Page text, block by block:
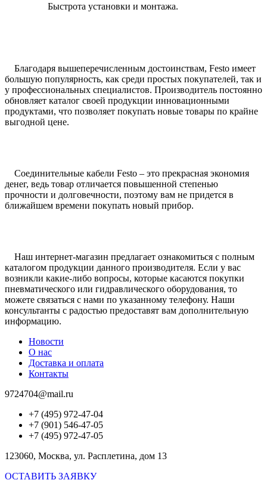
Быстрота установки и монтажа.
Благодаря вышеперечисленным достоинствам, Festo имеет
большую популярность, как среди простых покупателей, так и
у профессиональных специалистов. Производитель постоянно
обновляет каталог своей продукции инновационными
продуктами, что позволяет покупать новые товары по крайне
выгодной цене.
Соединительные кабели Festo ‒ это прекрасная экономия
денег, ведь товар отличается повышенной степенью
прочности и долговечности, поэтому вам не придется в
ближайшем времени покупать новый прибор.
Наш интернет-магазин предлагает ознакомиться с полным
каталогом продукции данного производителя. Если у вас
возникли какие-либо вопросы, которые касаются покупки
пневматического или гидравлического оборудования, то
можете связаться с нами по указанному телефону. Наши
консультанты с радостью предоставят вам дополнительную
информацию.
Новости
О нас
Доставка и оплата
Контакты
9724704@mail.ru
+7 (495) 972-47-04
+7 (901) 546-47-05
+7 (495) 972-47-05
123060, Москва, ул. Расплетина, дом 13
ОСТАВИТЬ ЗАЯВКУ